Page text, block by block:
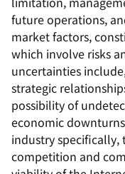
future operations,
market factors,
which involve risks
uncertainties
strategic
possibility of
economic
industry specifically,
competition and